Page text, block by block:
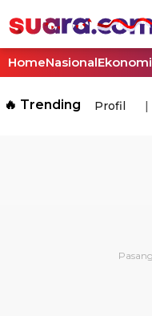
HomeNasionalEkonomi
🔥 Trending Profil